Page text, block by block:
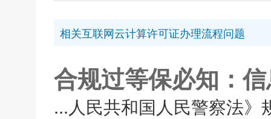
相关互联网云计算许可证办理流程问题
合规过等保必知：
...人民共和国人民警察法》